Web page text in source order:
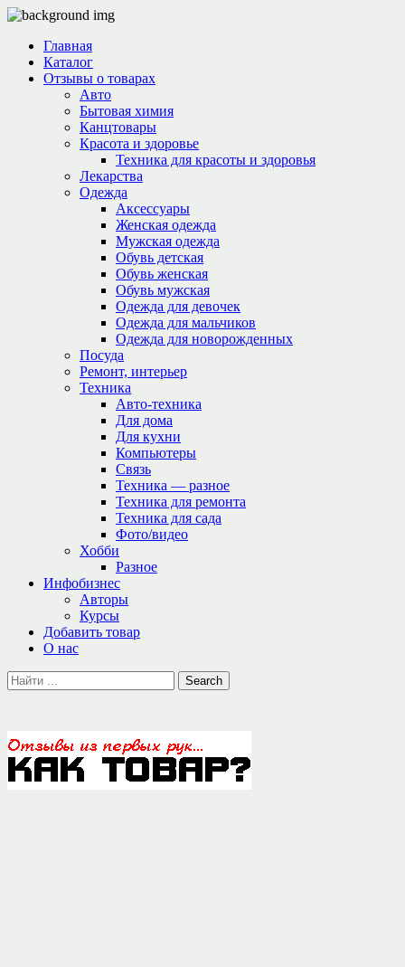
Главная
Каталог
Отзывы о товарах
Авто
Бытовая химия
Канцтовары
Красота и здоровье
Техника для красоты и здоровья
Лекарства
Одежда
Аксессуары
Женская одежда
Мужская одежда
Обувь детская
Обувь женская
Обувь мужская
Одежда для девочек
Одежда для мальчиков
Одежда для новорожденных
Посуда
Ремонт, интерьер
Техника
Авто-техника
Для дома
Для кухни
Компьютеры
Связь
Техника — разное
Техника для ремонта
Техника для сада
Фото/видео
Хобби
Разное
Инфобизнес
Авторы
Курсы
Добавить товар
О нас